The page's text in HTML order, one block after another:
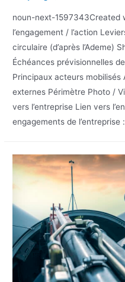
noun-next-1597343Created
l’engagement / l’action
circulaire (d’après l’Ademe)
Échéances prévisionnelles
Principaux acteurs
externes Périmètre Photo /
vers l’entreprise Lien vers
engagements de l’entreprise :